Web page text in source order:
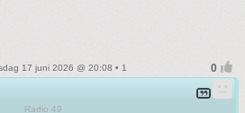
17 juni 2026 @ 20:08 • 1
Radio 49